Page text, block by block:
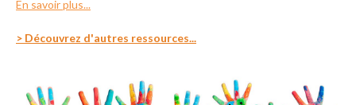
En savoir plus...
> Découvrez d'autres ressources...